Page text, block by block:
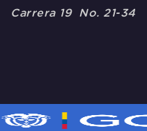
Carrera 19 No. 21-34